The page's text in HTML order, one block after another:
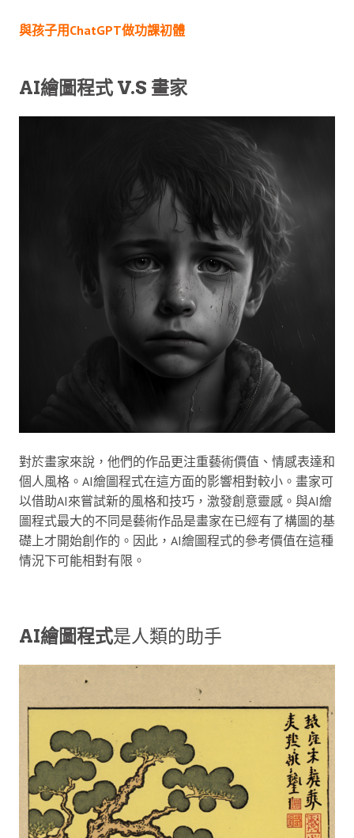
與孩子用ChatGPT做功課初體
AI繪圖程式 V.S 畫家
對於畫家來說，他們的作品更注重藝術價值、情感表達和
個人風格。AI繪圖程式在這方面的影響相對較小。畫家可
以借助AI來嘗試新的風格和技巧，激發創意靈感。與AI繪
圖程式最大的不同是藝術作品是畫家在已經有了構圖的基
礎上才開始創作的。因此，AI繪圖程式的參考價值在這種
情況下可能相對有限。
AI繪圖程式是人類的助手